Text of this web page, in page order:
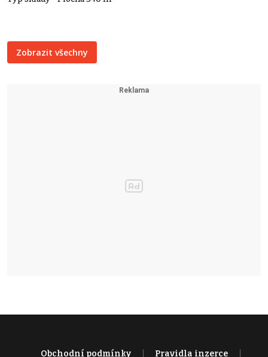
Zobrazit všechny
Obchodní podmínky Pravidla inzerce